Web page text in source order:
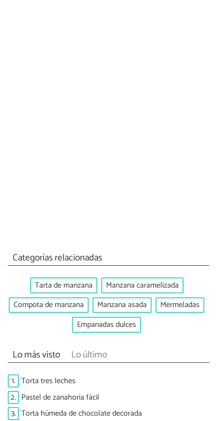
Categorías relacionadas
Tarta de manzana
Manzana caramelizada
Compota de manzana
Manzana asada
Mermeladas
Empanadas dulces
Lo más visto Lo último
1. Torta tres leches
2. Pastel de zanahoria fácil
3. Torta húmeda de chocolate decorada